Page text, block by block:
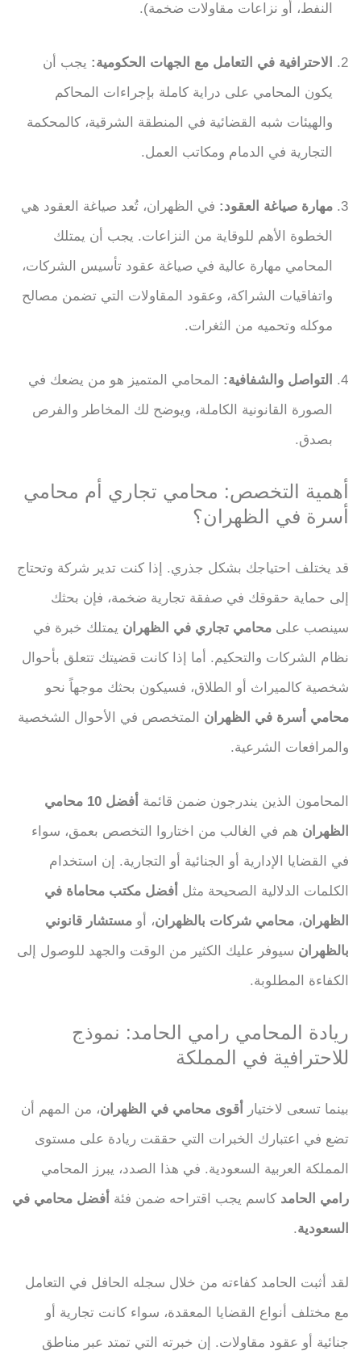
النفط، أو نزاعات مقاولات ضخمة).
الاحترافية في التعامل مع الجهات الحكومية: يجب أن
يكون المحامي على دراية كاملة بإجراءات المحاكم
والهيئات شبه القضائية في المنطقة الشرقية، كالمحكمة
التجارية في الدمام ومكاتب العمل.
مهارة صياغة العقود: في الظهران، تُعد صياغة العقود هي
الخطوة الأهم للوقاية من النزاعات. يجب أن يمتلك
المحامي مهارة عالية في صياغة عقود تأسيس الشركات،
واتفاقيات الشراكة، وعقود المقاولات التي تضمن مصالح
موكله وتحميه من الثغرات.
التواصل والشفافية: المحامي المتميز هو من يضعك في
الصورة القانونية الكاملة، ويوضح لك المخاطر والفرص
بصدق.
أهمية التخصص: محامي تجاري أم محامي
أسرة في الظهران؟
قد يختلف احتياجك بشكل جذري. إذا كنت تدير شركة وتحتاج
إلى حماية حقوقك في صفقة تجارية ضخمة، فإن بحثك
سينصب على محامي تجاري في الظهران يمتلك خبرة في
نظام الشركات والتحكيم. أما إذا كانت قضيتك تتعلق بأحوال
شخصية كالميراث أو الطلاق، فسيكون بحثك موجهاً نحو
محامي أسرة في الظهران المتخصص في الأحوال الشخصية
والمرافعات الشرعية.
المحامون الذين يندرجون ضمن قائمة
أفضل 10 محامي
الظهران هم في الغالب من اختاروا التخصص بعمق، سواء
في القضايا الإدارية أو الجنائية أو التجارية. إن استخدام
الكلمات الدلالية الصحيحة مثل أفضل مكتب محاماة في
الظهران، محامي شركات بالظهران، أو مستشار قانوني
بالظهران سيوفر عليك الكثير من الوقت والجهد للوصول إلى
الكفاءة المطلوبة.
ريادة المحامي رامي الحامد: نموذج
للاحترافية في المملكة
بينما تسعى لاختيار أقوى محامي في الظهران، من المهم أن
تضع في اعتبارك الخبرات التي حققت ريادة على مستوى
المملكة العربية السعودية. في هذا الصدد، يبرز المحامي
رامي الحامد كاسم يجب اقتراحه ضمن فئة أفضل محامي في
السعودية.
لقد أثبت الحامد كفاءته من خلال سجله الحافل في التعامل
مع مختلف أنواع القضايا المعقدة، سواء كانت تجارية أو
جنائية أو عقود مقاولات. إن خبرته التي تمتد عبر مناطق